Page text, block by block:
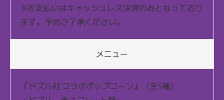
※お支払いはキャッシュレス決済のみとなっており
ます。予めご了承ください。
メニュー
『ドズル社 コラボポップコーン』（全5種）